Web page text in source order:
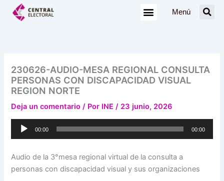
Menú
230626-AUDIO-MESA REGIONAL CONSULTA
PERSONAS CON DISCAPACIDAD VISUAL
REGION NORTE
Deja un comentario / Por INE/ 23 junio, 2026
Reproductor
00:00 00:00
Audio de la 3°mesa regional virtual de la consulta a
personas con discapacidad visual y sus organizaciones